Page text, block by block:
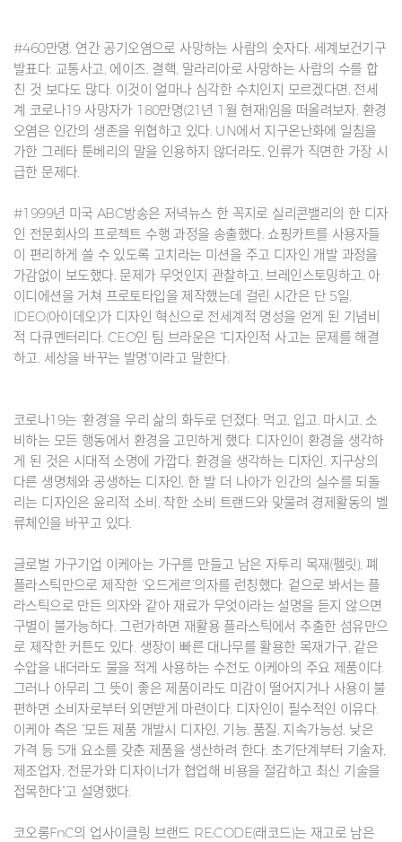
#460만명. 연간 공기오염으로 사망하는 사람의 숫자다. 세계보건기구
발표다. 교통사고, 에이즈, 결핵, 말라리아로 사망하는 사람의 수를 합
친 것 보다도 많다. 이것이 얼마나 심각한 수치인지 모르겠다면, 전세
계 코로나19 사망자가 180만명(21년 1월 현재)임을 떠올려보자. 환경
오염은 인간의 생존을 위협하고 있다. UN에서 지구온난화에 일침을
가한 그레타 툰베리의 말을 인용하지 않더라도, 인류가 직면한 가장 시
급한 문제다.
#1999년 미국 ABC방송은 저녁뉴스 한 꼭지로 실리콘밸리의 한 디자
인 전문회사의 프로젝트 수행 과정을 송출했다. 쇼핑카트를 사용자들
이 편리하게 쓸 수 있도록 고치라는 미션을 주고 디자인 개발 과정을
가감없이 보도했다. 문제가 무엇인지 관찰하고, 브레인스토밍하고, 아
이디에션을 거쳐 프로토타입을 제작했는데 걸린 시간은 단 5일.
IDEO(아이데오)가 디자인 혁신으로 전세계적 명성을 얻게 된 기념비
적 다큐멘터리다. CEO인 팀 브라운은 “디자인적 사고는 문제를 해결
하고, 세상을 바꾸는 발명”이라고 말한다.
코로나19는 ‘환경’을 우리 삶의 화두로 던졌다. 먹고, 입고, 마시고, 소
비하는 모든 행동에서 환경을 고민하게 했다. 디자인이 환경을 생각하
게 된 것은 시대적 소명에 가깝다. 환경을 생각하는 디자인, 지구상의
다른 생명체와 공생하는 디자인, 한 발 더 나아가 인간의 실수를 되돌
리는 디자인은 윤리적 소비, 착한 소비 트랜드와 맞물려 경제활동의 벨
류체인을 바꾸고 있다.
글로벌 가구기업 이케아는 가구를 만들고 남은 자투리 목재(펠릿), 폐
플라스틱만으로 제작한 ‘오드게르’의자를 런칭했다. 겉으로 봐서는 플
라스틱으로 만든 의자와 같아 재료가 무엇이라는 설명을 듣지 않으면
구별이 불가능하다. 그런가하면 재활용 플라스틱에서 추출한 섬유만으
로 제작한 커튼도 있다. 생장이 빠른 대나무를 활용한 목재가구, 같은
수압을 내더라도 물을 적게 사용하는 수전도 이케아의 주요 제품이다.
그러나 아무리 그 뜻이 좋은 제품이라도 미감이 떨어지거나 사용이 불
편하면 소비자로부터 외면받게 마련이다. 디자인이 필수적인 이유다.
이케아 측은 “모든 제품 개발시 디자인, 기능, 품질, 지속가능성, 낮은
가격 등 5개 요소를 갖춘 제품을 생산하려 한다. 초기단계부터 기술자,
제조업자, 전문가와 디자이너가 협업해 비용을 절감하고 최신 기술을
접목한다”고 설명했다.
코오롱FnC의 업사이클링 브랜드 RE;CODE(래코드)는 재고로 남은